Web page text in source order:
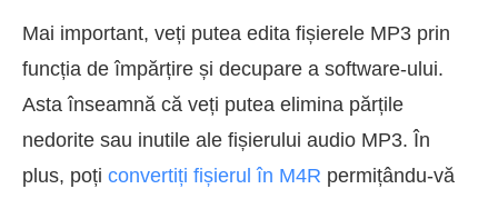
Mai important, veți putea edita fișierele MP3 prin
funcția de împărțire și decupare a software-ului.
Asta înseamnă că veți putea elimina părțile
nedorite sau inutile ale fișierului audio MP3. În
plus, poți convertiți fișierul în M4R permițându-vă